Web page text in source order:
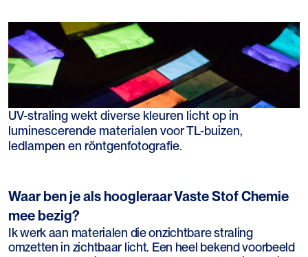
UV-straling wekt diverse kleuren licht op in
luminescerende materialen voor TL-buizen,
ledlampen en röntgenfotografie.
Waar ben je als hoogleraar Vaste Stof Chemie
mee bezig?
Ik werk aan materialen die onzichtbare straling
omzetten in zichtbaar licht. Een heel bekend voorbeeld